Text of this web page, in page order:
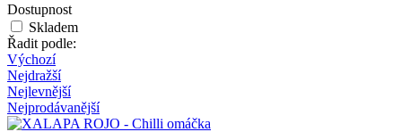
Dostupnost
Skladem
Řadit podle:
Výchozí
Nejdražší
Nejlevnější
Nejprodávanější